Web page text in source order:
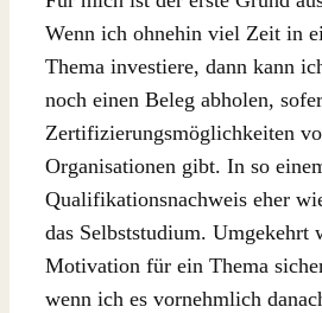
Wenn ich ohnehin viel Zeit in
Thema investiere, dann kann
noch einen Beleg abholen,
Zertifizierungsmöglichkeiten
Organisationen gibt. In so
Qualifikationsnachweis eher
das Selbststudium. Umgekehrt
Motivation für ein Thema
wenn ich es vornehmlich